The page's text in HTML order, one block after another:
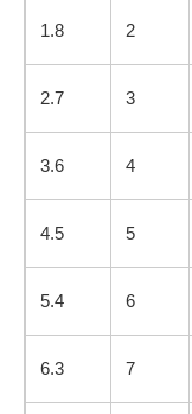
1.8 2
2.7 3
3.6 4
4.5 5
5.4 6
6.3 7